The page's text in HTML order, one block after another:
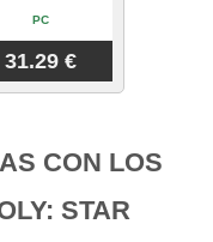
PC
31.29 €
CON LOS
STAR